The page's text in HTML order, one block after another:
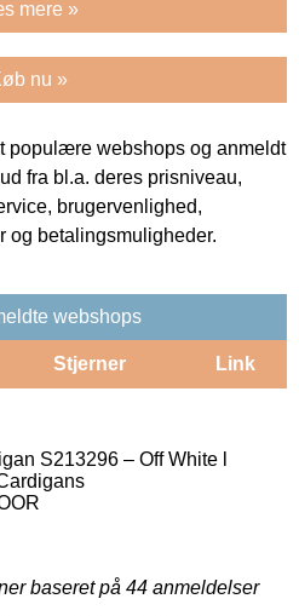
mere »
nu »
populære webshops og anmeldt
fra bl.a. deres prisniveau,
brugervenlighed,
og betalingsmuligheder.
webshops
Stjerner Link
S213296 – Off White l
baseret på 44 anmeldelser